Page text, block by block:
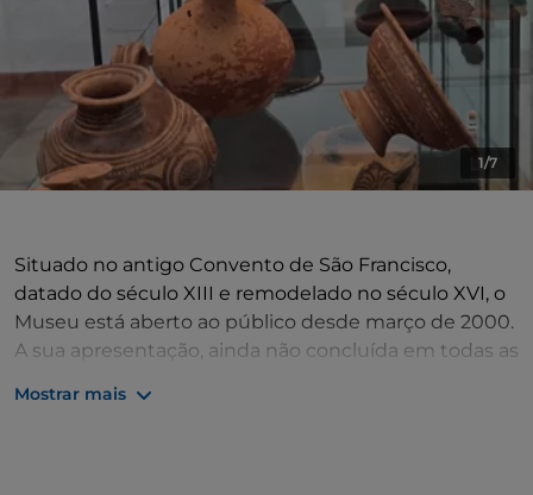
1/7
Situado no antigo Convento de São Francisco,
datado do século XIII e remodelado no século XVI, o
Museu está aberto ao público desde março de 2000.
A sua apresentação, ainda não concluída em todas as
Mostrar mais